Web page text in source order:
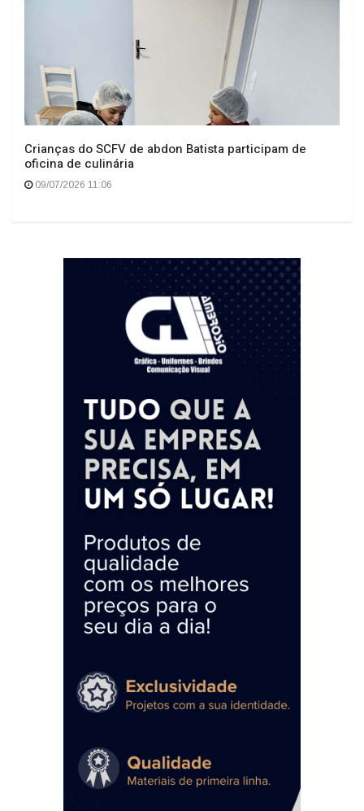
Crianças do SCFV de abdon Batista participam de
oficina de culinária
09/07/2026 11:06